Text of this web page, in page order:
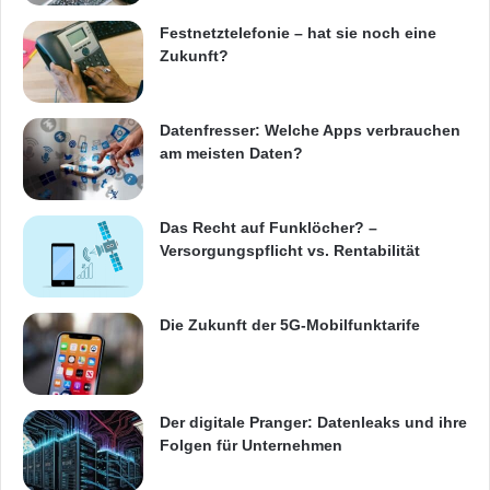
als 50 Antennen.
Seit Ende Januar ist das Feld der 15
teilnehmenden Startups aus Deutschland,
Dänemark, Frankreich, Polen, den
Niederlanden, England, Israel und Finnland im
hubraum Prototyping Programm komplett. Der
Fokus liegt auf den Bereichen
Virtual/Augmented Reality
Entertainment, Robotics und Future Mobility.
Dabei geht es um konkrete Anwendungen, die
hohe Bandbreiten und extrem geringe
Latenzzeiten benötigen und deshalb auf 5G
Festnetztelefonie – hat sie noch eine
Zukunft?
Datenfresser: Welche Apps verbrauchen
am meisten Daten?
Das Recht auf Funklöcher? –
Versorgungspflicht vs. Rentabilität
Die Zukunft der 5G-Mobilfunktarife
Der digitale Pranger: Datenleaks und ihre
Folgen für Unternehmen